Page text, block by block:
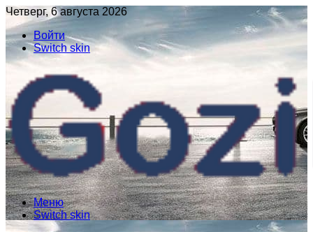
Четверг, 6 августа 2026
Войти
Switch skin
Меню
Switch skin